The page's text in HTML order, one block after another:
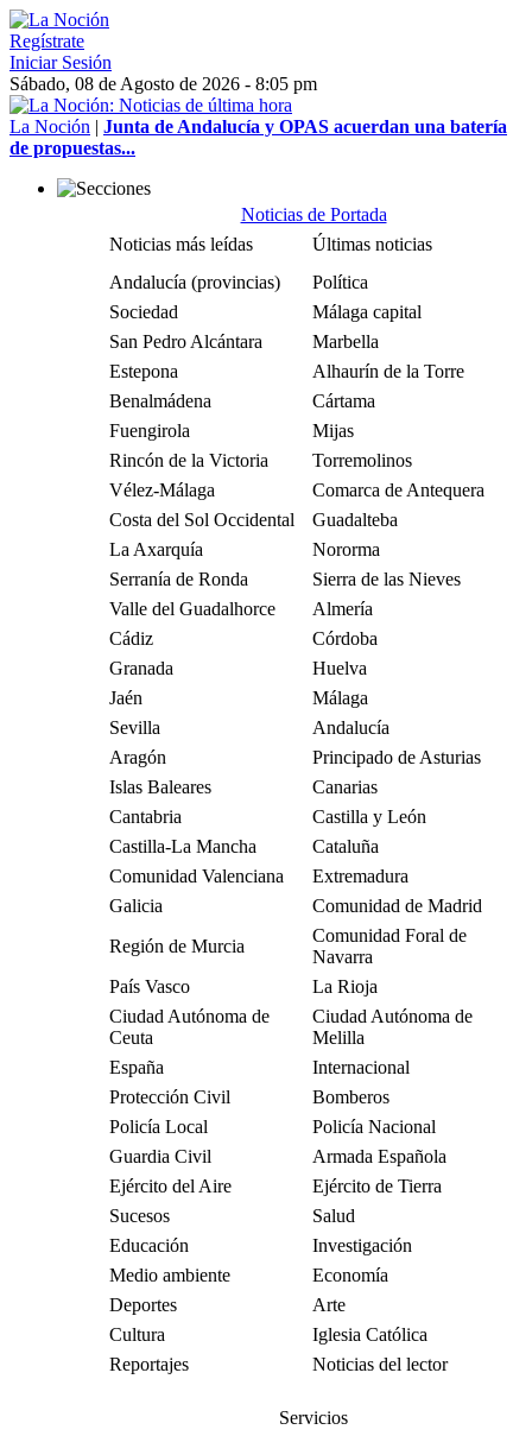
Regístrate
Iniciar Sesión
Sábado, 08 de Agosto de 2026 - 8:05 pm
La Noción | Junta de Andalucía y OPAS acuerdan una batería
de propuestas...
Noticias de Portada
Noticias más leídas
Últimas noticias
Andalucía (provincias)
Política
Sociedad
Málaga capital
San Pedro Alcántara
Marbella
Estepona
Alhaurín de la Torre
Benalmádena
Cártama
Fuengirola
Mijas
Rincón de la Victoria
Torremolinos
Vélez-Málaga
Comarca de Antequera
Costa del Sol Occidental
Guadalteba
La Axarquía
Nororma
Serranía de Ronda
Sierra de las Nieves
Valle del Guadalhorce
Almería
Cádiz
Córdoba
Granada
Huelva
Jaén
Málaga
Sevilla
Andalucía
Aragón
Principado de Asturias
Islas Baleares
Canarias
Cantabria
Castilla y León
Castilla-La Mancha
Cataluña
Comunidad Valenciana
Extremadura
Galicia
Comunidad de Madrid
Región de Murcia
Comunidad Foral de
Navarra
País Vasco
La Rioja
Ciudad Autónoma de
Ceuta
Ciudad Autónoma de
Melilla
España
Internacional
Protección Civil
Bomberos
Policía Local
Policía Nacional
Guardia Civil
Armada Española
Ejército del Aire
Ejército de Tierra
Sucesos
Salud
Educación
Investigación
Medio ambiente
Economía
Deportes
Arte
Cultura
Iglesia Católica
Reportajes
Noticias del lector
Servicios